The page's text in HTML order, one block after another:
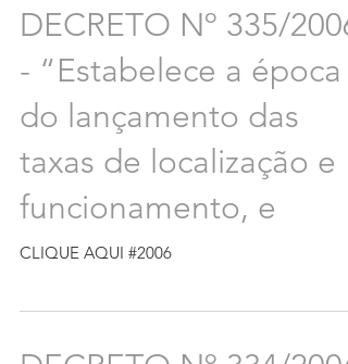
DECRETO Nº 335/2006
- “Estabelece a época
do lançamento das
taxas de localização e
funcionamento, e
CLIQUE AQUI #2006